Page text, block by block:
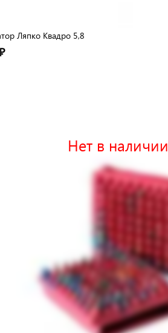
Ляпко Квадро 5,8
Нет в наличии